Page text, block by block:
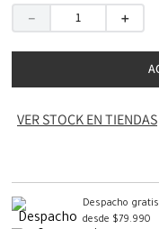
＋
－
VER STOCK EN TIENDAS
Despacho gratis
desde $79.990